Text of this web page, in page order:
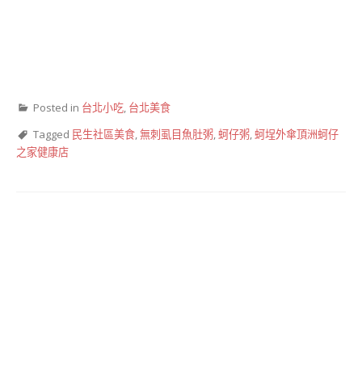
Posted in 台北小吃, 台北美食
Tagged 民生社區美食,無刺虱目魚肚粥,蚵仔粥,蚵埕外傘頂洲蚵仔
之家健康店